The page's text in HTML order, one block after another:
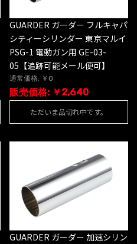
GUARDER ガーダー フルキャパ
シティーシリンダー 東京マルイ
PSG-1 電動ガン用 GE-03-
05【追跡可能メール便可】
通常価格: ￥0
販売価格: ￥2,640
ただいま品切れ中です。
GUARDER ガーダー 加速シリン